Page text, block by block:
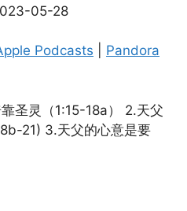
Apple Podcasts
05-28
Podcasts
Pandora
圣灵（1:15-18a） 2.天父
21) 3.天父的心意是要